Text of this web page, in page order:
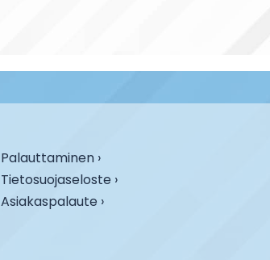
Palauttaminen ›
Tietosuojaseloste ›
Asiakaspalaute ›